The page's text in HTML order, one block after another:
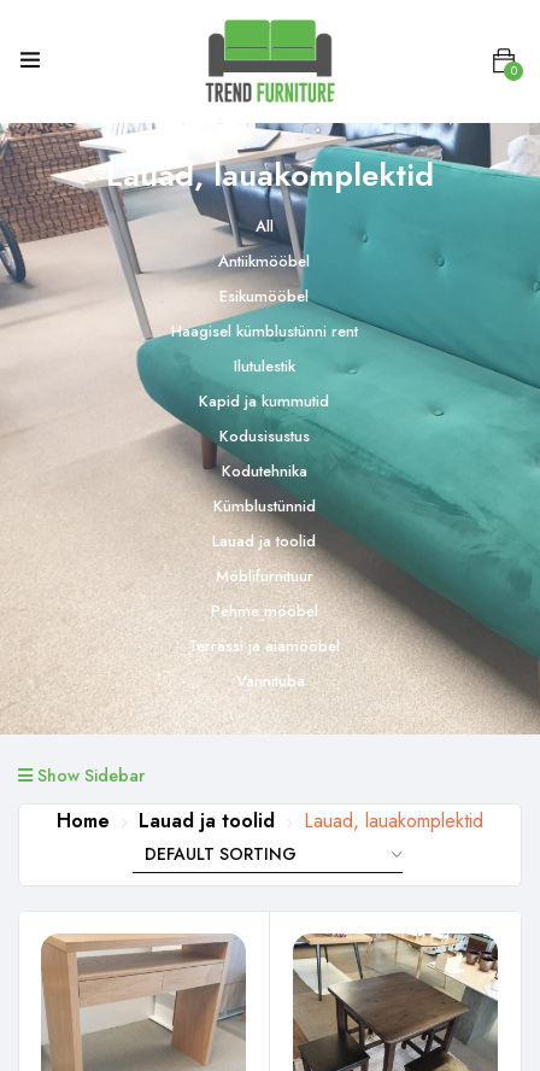
0
Lauad, lauakomplektid
All
Antiikmööbel
Esikumööbel
Haagisel kümblustünni rent
Ilutulestik
Kapid ja kummutid
Kodusisustus
Kodutehnika
Kümblustünnid
Lauad ja toolid
Möblifurnituur
Pehme mööbel
Terrassi ja aiamööbel
Vannituba
Show Sidebar
Home Lauad ja toolid Lauad, lauakomplektid